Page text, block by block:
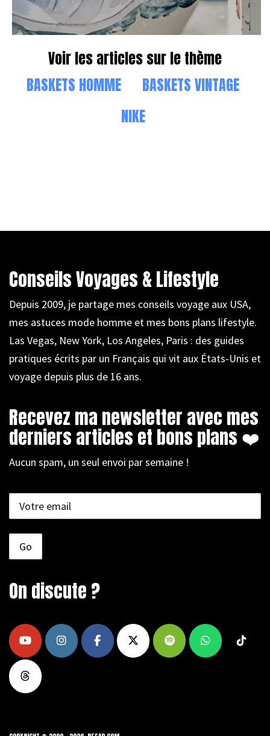
Voir les articles sur le thème
BASKETS HOMME
BASKETS VINTAGE
NIKE
Conseils Voyages & Lifestyle
Depuis 2009, je partage mes conseils voyage aux USA,
mes astuces mode homme et mes bons plans lifestyle.
Las Vegas, New York, Los Angeles, Paris : des guides
pratiques écrits par un Français qui vit aux États-Unis et
voyage depuis plus de 16 ans.
Recevez ma newsletter avec mes
derniers articles et bons plans ❤️
Aucun spam, un seul envoi par semaine !
On discute ?